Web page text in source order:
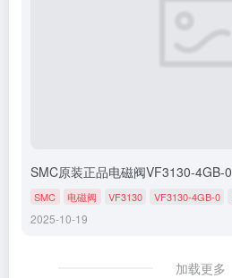
SMC原装正品电磁阀VF3130-4GB-0
SMC 电磁阀 VF3130 VF3130-4GB-0
2025-10-19
加载更多